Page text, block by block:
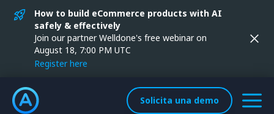
How to build eCommerce products with AI
safely & effectively
Join our partner Welldone's free webinar on
August 18, 7:00 PM UTC
Register here
Solicita una demo